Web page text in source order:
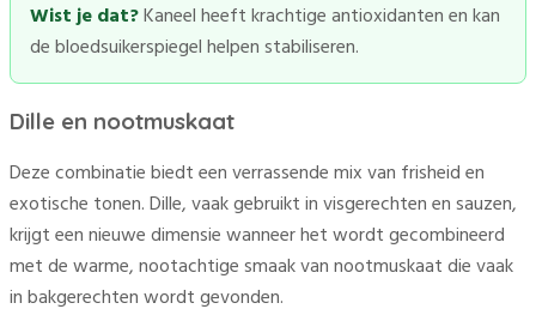
Wist je dat?Kaneel heeft krachtige antioxidanten en kan
de bloedsuikerspiegel helpen stabiliseren.
Dille en nootmuskaat
Deze combinatie biedt een verrassende mix van frisheid en
exotische tonen. Dille, vaak gebruikt in visgerechten en sauzen,
krijgt een nieuwe dimensie wanneer het wordt gecombineerd
met de warme, nootachtige smaak van nootmuskaat die vaak
in bakgerechten wordt gevonden.